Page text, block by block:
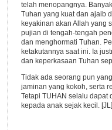
telah menopangnya.
Tuhan yang kuat dan ajaib
keyakinan akan Allah yang
pujian di tengah-tengah
dan menghormati Tuhan.
ketakutannya saat ini. Ia
dan keperkasaan Tuhan
Tidak ada seorang pun
jaminan yang kokoh, serta
Tetapi TUHAN selalu dapat
kepada anak sejak kecil. [JL]